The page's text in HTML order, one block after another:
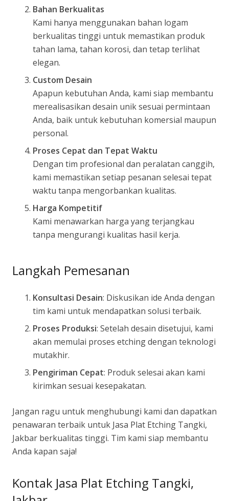
Bahan Berkualitas
Kami hanya menggunakan bahan logam
berkualitas tinggi untuk memastikan produk
tahan lama, tahan korosi, dan tetap terlihat
elegan.
Custom Desain
Apapun kebutuhan Anda, kami siap membantu
merealisasikan desain unik sesuai permintaan
Anda, baik untuk kebutuhan komersial maupun
personal.
Proses Cepat dan Tepat Waktu
Dengan tim profesional dan peralatan canggih,
kami memastikan setiap pesanan selesai tepat
waktu tanpa mengorbankan kualitas.
Harga Kompetitif
Kami menawarkan harga yang terjangkau
tanpa mengurangi kualitas hasil kerja.
Langkah Pemesanan
Konsultasi Desain: Diskusikan ide Anda dengan
tim kami untuk mendapatkan solusi terbaik.
Proses Produksi: Setelah desain disetujui, kami
akan memulai proses etching dengan teknologi
mutakhir.
Pengiriman Cepat: Produk selesai akan kami
kirimkan sesuai kesepakatan.
Jangan ragu untuk menghubungi kami dan dapatkan
penawaran terbaik untuk Jasa Plat Etching Tangki,
Jakbar berkualitas tinggi. Tim kami siap membantu
Anda kapan saja!
Kontak Jasa Plat Etching Tangki,